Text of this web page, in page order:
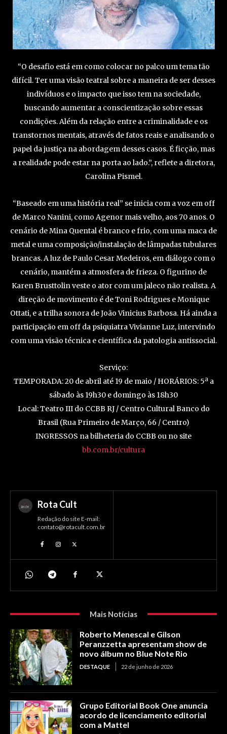
“O desafio está em como colocar no palco um tema tão
difícil. Ter uma visão teatral sobre a maneira de ser desses
indivíduos e o impacto que isso tem na sociedade,
buscando aumentar a conscientização sobre essas
condições. Além da relação entre a criminalidade e os
transtornos mentais, através de fatos reais e analisando o
papel da justiça na abordagem desses casos. É ficção, mas
a realidade pode estar na porta ao lado.”, reflete a diretora,
Carolina Pismel.
“Baseado em uma história real” se inicia com a voz em off
de Marco Nanini, como Agenor mais velho, aos 70 anos. O
cenário de Mina Quental é branco e frio, com uma maca de
metal e uma composição/instalação de lâmpadas tubulares
brancas. A luz de Paulo Cesar Medeiros, em diálogo com o
cenário, mantém a atmosfera de frieza. O figurino de
Karen Brusttolin veste o ator com um jaleco não realista. A
direção de movimento é de Toni Rodrigues e Monique
Ottati, e a trilha sonora de João Vinicius Barbosa. Há ainda a
participação em off da psiquiatra Vivianne Luz, intervindo
com uma visão técnica e científica da patologia antissocial.
Serviço:
TEMPORADA: 20 de abril até 19 de maio / HORÁRIOS: 5ª a
sábado às 19h30 e domingo às 18h30
Local: Teatro III do CCBB RJ / Centro Cultural Banco do
Brasil (Rua Primeiro de Março, 66 / Centro)
INGRESSOS na bilheteria do CCBB ou no site
bb.com.br/cultura
Rota Cult
Redação do site E-mail:
contato@rotacult.com.br
Mais Notícias
Roberto Menescal e Gilson
Peranzzetta apresentam show de
novo álbum no Blue Note Rio
DESTAQUE 22 de junho de 2026
Grupo Editorial Book One anuncia
acordo de licenciamento editorial
com a Mattel